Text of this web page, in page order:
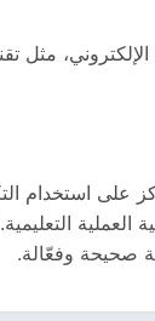
مثل
على استخدام
صحيحة وفعّالة.